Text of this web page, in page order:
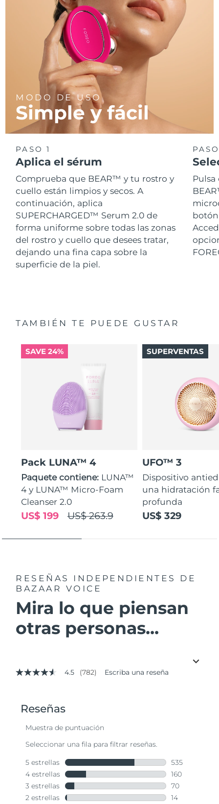
MODO DE USO
Simple y fácil
PASO 1
Aplica el sérum
Comprueba que BEAR™ y tu rostro y
cuello están limpios y secos. A
continuación, aplica
SUPERCHARGED™ Serum 2.0 de
forma uniforme sobre todas las zonas
del rostro y cuello que desees tratar,
dejando una fina capa sobre la
superficie de la piel.
botón
TAMBIÉN TE PUEDE GUSTAR
SAVE 24%
Pack LUNA™ 4
Paquete contiene: LUNA™
4 y LUNA™ Micro-Foam
Cleanser 2.0
US$ 263.9
US$ 199
UFO™ 3
Dispositivo
una hidratación
profunda
US$ 329
SUPERVENTAS
RESEÑAS INDEPENDIENTES
DE
BAZAAR VOICE
Mira lo que piensan
otras personas...
4.5
valor
medio
valoración.
782
Enlace
misma
página.
4.5 (782) Escriba una reseña